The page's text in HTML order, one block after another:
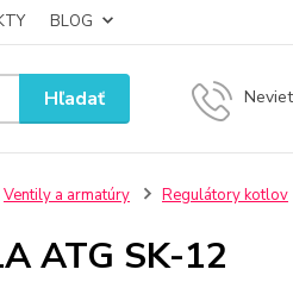
BLOG
Hľadať
Ventily a armatúry Regulátory kotlov
ATG SK-12